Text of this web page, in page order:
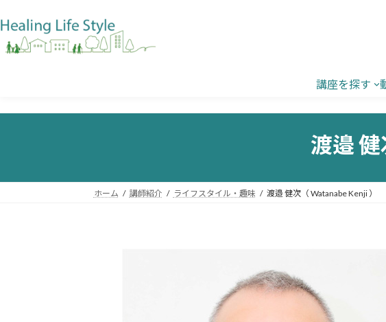
講座を探す
渡邉 健
ホーム 講師紹介 ライフスタイル・趣味 渡邉 健次（ Watanabe Kenji ）